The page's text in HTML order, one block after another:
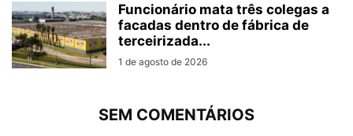
Funcionário mata três colegas a
facadas dentro de fábrica de
terceirizada...
1 de agosto de 2026
SEM COMENTÁRIOS